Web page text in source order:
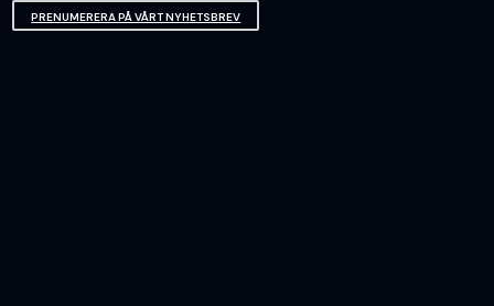
PRENUMERERA PÅ VÅRT NYHETSBREV